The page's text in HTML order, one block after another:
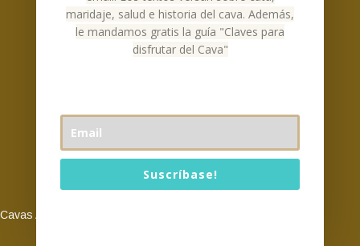
Social Networks
Cavas Alsinac © 2026
maridaje, salud e historia del cava. Además,
le mandamos gratis la guía "Claves para
disfrutar del Cava"
Suscríbase!